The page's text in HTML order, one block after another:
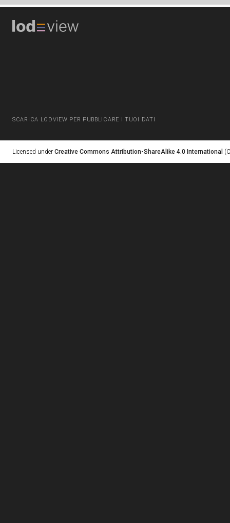
SCARICA LODVIEW PER PUBBLICARE I TUOI DATI
Licensed under Creative Commons Attribution-ShareAlike 4.0 International